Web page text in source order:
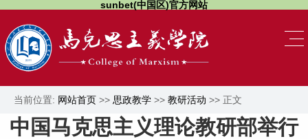
sunbet(中国区)官方网站
当前位置: 网站首页 >> 思政教学 >> 教研活动 >> 正文
中国马克思主义理论教研部举行